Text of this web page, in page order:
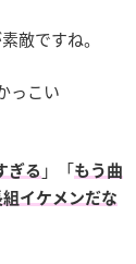
敵ですね。
っこい
ぎる 」「もう曲
組イケメンだな